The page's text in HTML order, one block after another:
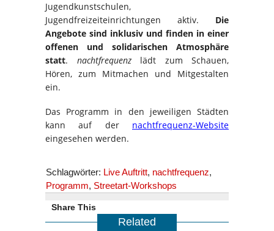
Jugendkunstschulen,
Jugendfreizeiteinrichtungen aktiv. Die
Angebote sind inklusiv und finden in einer
offenen und solidarischen Atmosphäre
statt. nachtfrequenzlädt zum Schauen,
Hören, zum Mitmachen und Mitgestalten
ein.
Das Programm in den jeweiligen Städten
kann auf der nachtfrequenz-Website
eingesehen werden.
Schlagwörter: Live Auftritt, nachtfrequenz,
Programm, Streetart-Workshops
Share This
Related